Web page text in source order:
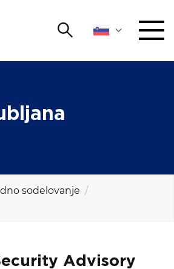
Išči
sodelovanje
Advisory